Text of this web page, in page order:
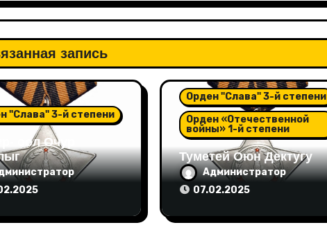
запись
"Слава" 3-й степени
оол Очур
Орден "Слава" 3-й степени
Орден «Отечественной
войны» 1-й степени
Туметей Оюн Дектугу
Администратор
07.02.2025